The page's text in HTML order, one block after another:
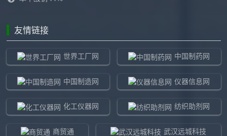
友情链接
世界工厂网 中国制药网
中国制造网 仪器信息网
化工仪器网 纺织助剂网
商贸通 武汉远城科技